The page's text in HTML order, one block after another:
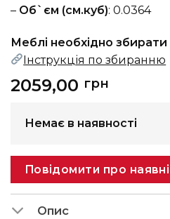
– Об`єм (см.куб): 0.0364
Меблі необхідно збирати
Інструкція по збиранню
2059,00 грн
Немає в наявності
Повідомити про
Опис